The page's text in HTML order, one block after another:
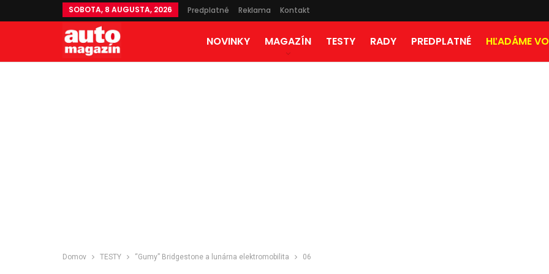
SOBOTA, 8 AUGUSTA, 2026 Predplatné Reklama Kontakt
NOVINKY MAGAZÍN TESTY RADY PREDPLATNÉ HĽADÁME
Domov TESTY “Gumy” Bridgestone a lunárna elektromobilita 06